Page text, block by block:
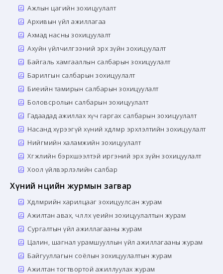
Ажлын цагийн зохицуулалт
Архивын үйл ажиллагаа
Ахмад насны зохицуулалт
Ахуйн үйлчилгээний эрх зүйн зохицуулалт
Байгаль хамгааллын салбарын зохицуулалт
Барилгын салбарын зохицуулалт
Биеийн тамирын салбарын зохицуулалт
Боловсролын салбарын зохицуулалт
Гадаадад ажиллах хүч гаргах салбарын зохицуулалт
Насанд хүрээгүй хүний хөдөлмөр эрхлэлтийн зохицуулалт
Нийгмийн халамжийн зохицуулалт
Хөгжлийн бэрхшээлтэй иргэний эрх зүйн зохицуулалт
Хоол үйлвэрлэлийн салбар
Хүний нөөцийн журмын загвар
Хөдөлмөрийн харилцааг зохицуулсан журам
Ажилтан авах, чөлөөлөх үеийн зохицуулалтын журам
Сургалтын үйл ажиллагааны журам
Цалин, шагнал урамшууллын үйл ажиллагааны журам
Байгууллагын соёлын зохицуулалтын журам
Ажилтан тогтвортой ажиллуулах журам